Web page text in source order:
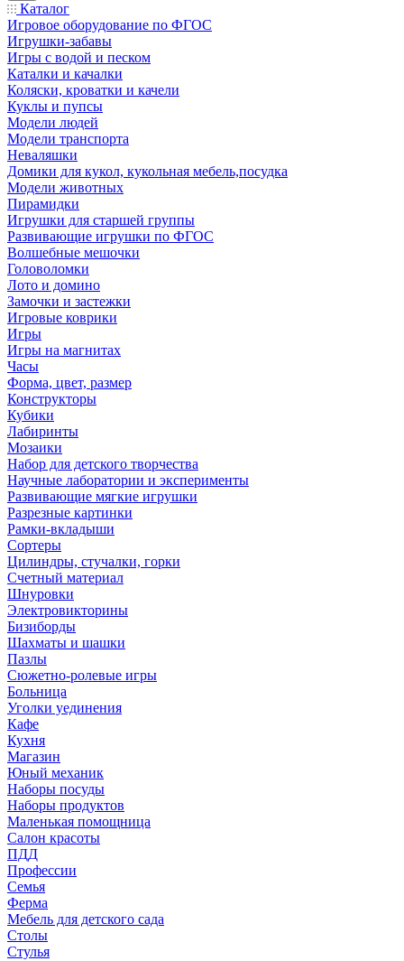
Каталог
Игровое оборудование по ФГОС
Игрушки-забавы
Игры с водой и песком
Каталки и качалки
Коляски, кроватки и качели
Куклы и пупсы
Модели людей
Модели транспорта
Неваляшки
Домики для кукол, кукольная мебель,посудка
Модели животных
Пирамидки
Игрушки для старшей группы
Развивающие игрушки по ФГОС
Волшебные мешочки
Головоломки
Лото и домино
Замочки и застежки
Игровые коврики
Игры
Игры на магнитах
Часы
Форма, цвет, размер
Конструкторы
Кубики
Лабиринты
Мозаики
Набор для детского творчества
Научные лаборатории и эксперименты
Развивающие мягкие игрушки
Разрезные картинки
Рамки-вкладыши
Сортеры
Цилиндры, стучалки, горки
Счетный материал
Шнуровки
Электровикторины
Бизиборды
Шахматы и шашки
Пазлы
Сюжетно-ролевые игры
Больница
Уголки уединения
Кафе
Кухня
Магазин
Юный механик
Наборы посуды
Наборы продуктов
Маленькая помощница
Салон красоты
ПДД
Профессии
Семья
Ферма
Мебель для детского сада
Столы
Cтулья